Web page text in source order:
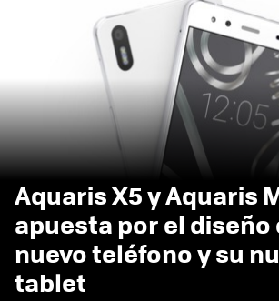
Aquaris X5 y Aquaris
apuesta por el diseño
nuevo teléfono y su
tablet